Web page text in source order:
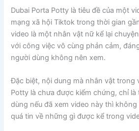
Dubai Porta Potty là tiêu đề của một
mạng xã hội Tiktok trong thời gian
video là một nhân vật nữ kể lại
với công việc vô cùng phản cảm,
người dùng không nên xem.
Đặc biệt, nội dung mà nhân vật trong
Potty là chưa được kiểm chứng, chỉ
dùng nếu đã xem video này thì
quá tin về những gì được kể trong